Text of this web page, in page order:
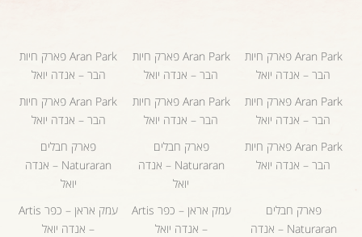
Aran Park פארק חיות
הבר – אנדה יואל
Aran Park פארק חיות
הבר – אנדה יואל
Aran Park פארק חיות
הבר – אנדה יואל
Aran Park פארק חיות
הבר – אנדה יואל
Aran Park פארק חיות
הבר – אנדה יואל
Aran Park פארק חיות
הבר – אנדה יואל
Aran Park פארק חיות
הבר – אנדה יואל
פארק חבלים
Naturaran – אנדה
יואל
פארק חבלים
Naturaran – אנדה
יואל
פארק חבלים
Naturaran – אנדה
עמק אראן – כפר Artis
– אנדה יואל
עמק אראן – כפר Artis
– אנדה יואל